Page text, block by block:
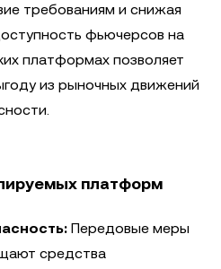
требованиям и снижая
фьючерсов на
платформах позволяет
из рыночных движений
платформ
Передовые меры
средства